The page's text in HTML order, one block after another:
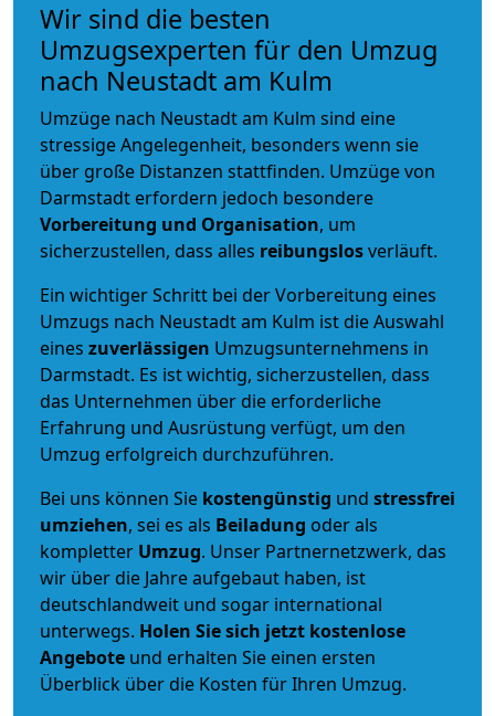
Wir sind die besten
Umzugsexperten für den Umzug
nach Neustadt am Kulm
Umzüge nach Neustadt am Kulm sind eine
stressige Angelegenheit, besonders wenn sie
über große Distanzen stattfinden. Umzüge von
Darmstadt erfordern jedoch besondere
Vorbereitung und Organisation, um
sicherzustellen, dass alles reibungslosverläuft.
Ein wichtiger Schritt bei der Vorbereitung eines
Umzugs nach Neustadt am Kulm ist die Auswahl
eines zuverlässigen Umzugsunternehmens in
Darmstadt. Es ist wichtig, sicherzustellen, dass
das Unternehmen über die erforderliche
Erfahrung und Ausrüstung verfügt, um den
Umzug erfolgreich durchzuführen.
Bei uns können Sie kostengünstig und stressfrei
umziehen, sei es als Beiladung oder als
kompletter Umzug. Unser Partnernetzwerk, das
wir über die Jahre aufgebaut haben, ist
deutschlandweit und sogar international
unterwegs. Holen Sie sich jetzt kostenlose
Angebote und erhalten Sie einen ersten
Überblick über die Kosten für Ihren Umzug.